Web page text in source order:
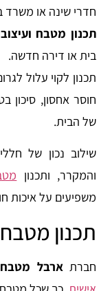
חדרי שינה או משרד
תכנון מטבח
בית או דירה חדשה.
תכנון לקוי עלול
חוסר אחסון, סיכון
של הבית.
שילוב נכון של
והמקרר, ותכנון
משפיעים על איכות
תכנון
חברת ארבל